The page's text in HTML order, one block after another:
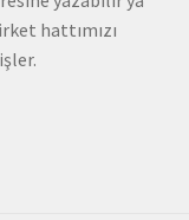
hattımızı